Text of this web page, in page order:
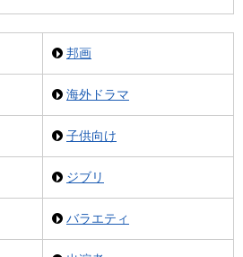
邦画
海外ドラマ
子供向け
ジブリ
バラエティ